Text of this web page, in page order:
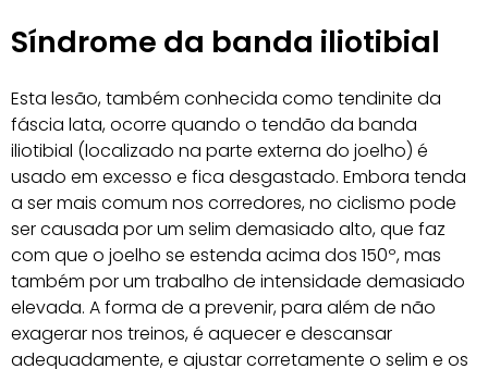
Síndrome da banda iliotibial
Esta lesão, também conhecida como tendinite da
fáscia lata, ocorre quando o tendão da banda
iliotibial (localizado na parte externa do joelho) é
usado em excesso e fica desgastado. Embora tenda
a ser mais comum nos corredores, no ciclismo pode
ser causada por um selim demasiado alto, que faz
com que o joelho se estenda acima dos 150º, mas
também por um trabalho de intensidade demasiado
elevada. A forma de a prevenir, para além de não
exagerar nos treinos, é aquecer e descansar
adequadamente, e ajustar corretamente o selim e os